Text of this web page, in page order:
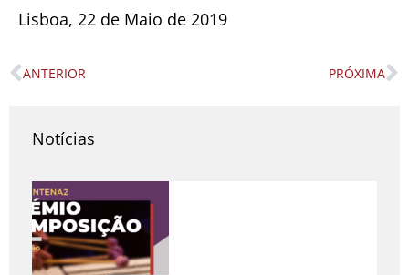
Lisboa, 22 de Maio de 2019
Prev
ANTERIOR PRÓXIMA
Notícias